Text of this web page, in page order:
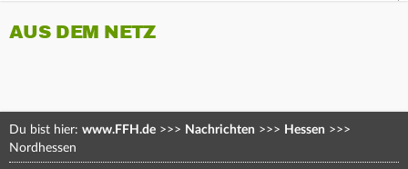
AUS DEM NETZ
Du bist hier: www.FFH.de >>> Nachrichten >>> Hessen >>>
Nordhessen